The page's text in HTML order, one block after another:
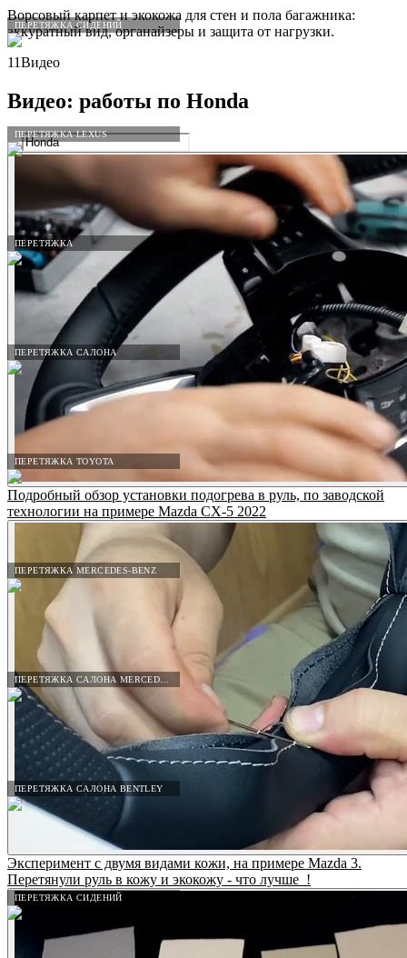
ПЕРЕТЯЖКА СИДЕНИЙ
ПЕРЕТЯЖКА LEXUS
ПЕРЕТЯЖКА
ПЕРЕТЯЖКА САЛОНА
ПЕРЕТЯЖКА TOYOTA
ПЕРЕТЯЖКА MERCEDES-BENZ
ПЕРЕТЯЖКА САЛОНА BENTLEY
ПЕРЕТЯЖКА СИДЕНИЙ
Ворсовый карпет и экокожа для стен и пола багажника:
аккуратный вид, органайзеры и защита от нагрузки.
11Видео
Видео: работы по Honda
Подробный обзор установки подогрева в руль, по заводской
технологии на примере Mazda CX-5 2022
Эксперимент с двумя видами кожи, на примере Mazda 3.
Перетянули руль в кожу и экокожу - что лучше_!